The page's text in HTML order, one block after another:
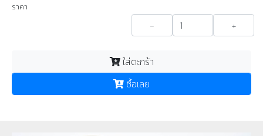
ราคา
- +
ใส่ตะกร้า
ซื้อเลย